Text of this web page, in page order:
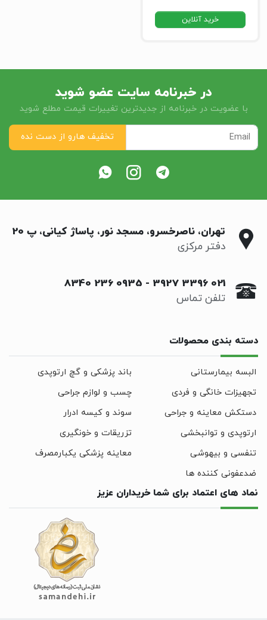
خرید آنلاین
در خبرنامه سایت عضو شوید
با عضویت در خبرنامه از جدیدترین تغییرات قیمت مطلع شوید
تهران، ناصرخسرو، مسجد نور، پاساژ کیانی، پ 20
دفتر مرکزی
021 3396 3927
-
0935 236 8340
تلفن تماس
دسته بندی محصولات
البسه بیمارستانی
باند پزشکی و گچ ارتوپدی
تجهیزات خانگی و فردی
چسب و لوازم جراحی
دستکش معاینه و جراحی
سوند و کیسه ادرار
ارتوپدی و توانبخشی
تزریقات و خونگیری
تنفسی و بیهوشی
معاینه پزشکی یکبارمصرف
ضدعفونی کننده ها
نماد های اعتماد برای شما خریداران عزیز